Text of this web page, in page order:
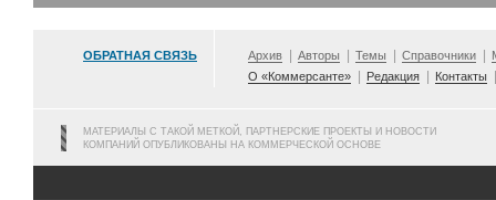
ОБРАТНАЯ СВЯЗЬ Архив Авторы Темы Справочники
О «Коммерсанте»
Редакция Контакты
МАТЕРИАЛЫ С ТАКОЙ МЕТКОЙ, ПАРТНЕРСКИЕ ПРОЕКТЫ И НОВОСТИ
КОМПАНИЙ ОПУБЛИКОВАНЫ НА КОММЕРЧЕСКОЙ ОСНОВЕ